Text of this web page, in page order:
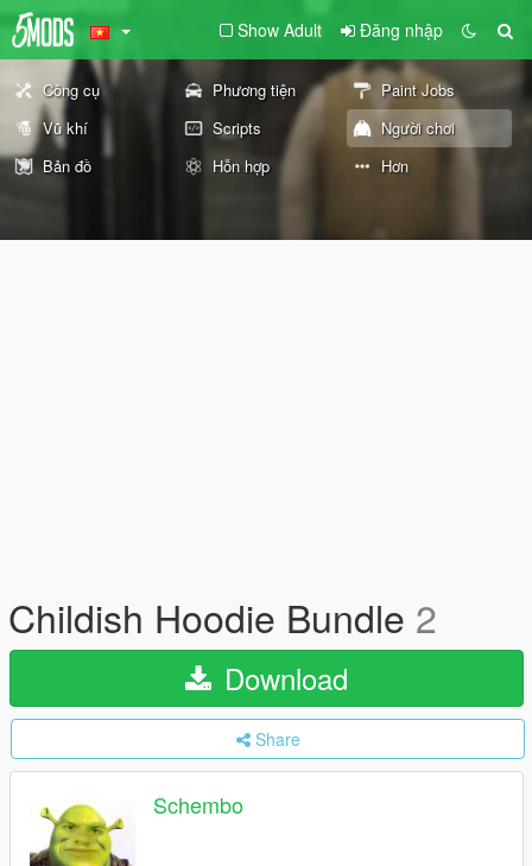
Show Adult Đăng nhập
Công cụ Phương tiện
Paint Jobs
Vũ khí
Scripts
Người chơi
Bản đồ
Hỗn hợp Hơn
Childish Hoodie Bundle 2
Download
Share
Schembo